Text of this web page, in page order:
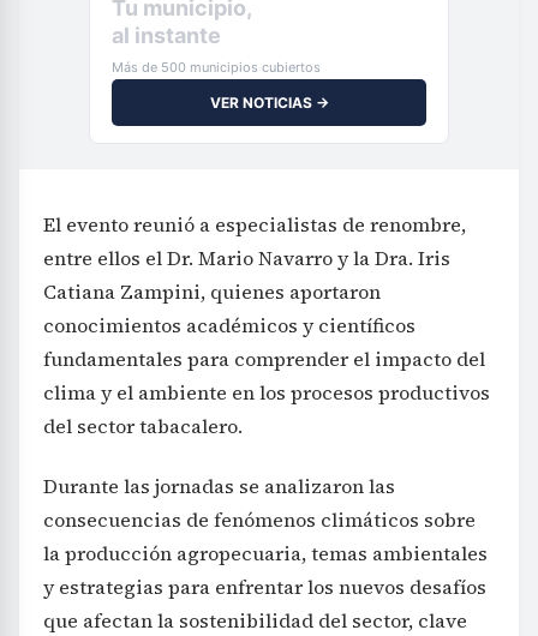
Tu municipio,
al instante
Más de 500 municipios cubiertos
VER NOTICIAS →
El evento reunió a especialistas de renombre,
entre ellos el Dr. Mario Navarro y la Dra. Iris
Catiana Zampini, quienes aportaron
conocimientos académicos y científicos
fundamentales para comprender el impacto del
clima y el ambiente en los procesos productivos
del sector tabacalero.
Durante las jornadas se analizaron las
consecuencias de fenómenos climáticos sobre
la producción agropecuaria, temas ambientales
y estrategias para enfrentar los nuevos desafíos
que afectan la sostenibilidad del sector, clave